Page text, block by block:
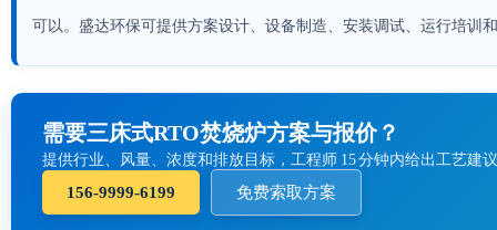
可以。盛达环保可提供方案设计、设备制造、安装调试、运行培训
需要三床式RTO焚烧炉方案与报价？
提供行业、风量、浓度和排放目标，工程师 15 分钟内给出工艺建
156-9999-6199 免费索取方案